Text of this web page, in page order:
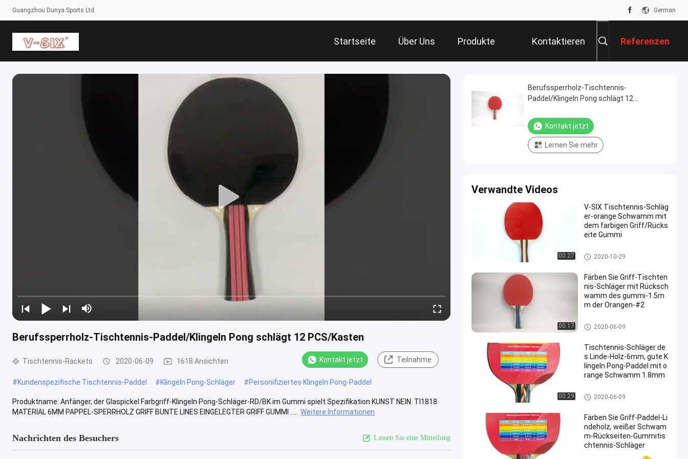
Guangzhou Dunya Sports Ltd. German
Startseite Über Uns Produkte Kontaktieren
Sie Uns
Referenzen
Berufssperrholz-Tischtennis-Paddel/Klingeln Pong schlägt 12 PCS/Kasten
Tischtennis-Rackets 2020-06-09 1618 Ansichten Kontakt jetzt Teilnahme
#Kundenspezifische Tischtennis-Paddel #Klingeln Pong-Schläger #Personifiziertes Klingeln Pong-Paddel
Produktname: Anfänger, der Glaspickel Farbgriff-Klingeln Pong-Schläger-RD/BK im Gummi spielt Spezifikation KUNST NEIN. Tl1818
MATERIAL 6MM PAPPEL-SPERRHOLZ GRIFF BUNTE LINES EINGELEGTER GRIFF GUMMI .....
Weitere Informationen
Nachrichten des Besuchers Lassen Sie eine Mitteilung
Berufssperrholz-Tischtennis-
Paddel/Klingeln Pong schlägt 12
Kontakt jetzt
Lernen Sie mehr
Verwandte Videos
00:27
V-SIX Tischtennis-Schläg
er-orange Schwamm mit
dem farbigen Griff/Rücks
eite Gummi
Tischtennis-Rackets
2020-10-29
00:17
Färben Sie Griff-Tischten
nis-Schläger mit Rücksch
wamm des gummi-1.5m
m der Orangen-#2
Tischtennis-Rackets
2020-06-09
00:29
Tischtennis-Schläger de
s Linde-Holz-6mm, gute K
lingeln Pong-Paddel mit o
range Schwamm 1.8mm
Tischtennis-Rackets
2020-06-09
Färben Sie Griff-Paddel-Li
ndeholz, weißer Schwam
m-Rückseiten-Gummitis
chtennis-Schläger